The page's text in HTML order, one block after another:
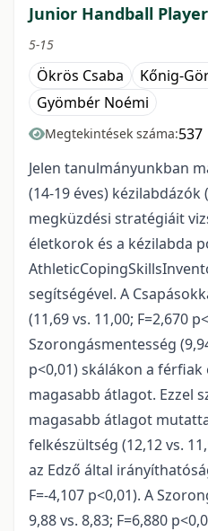
Junior Handball
5-15
Ökrös Csaba
Kőnig-
Gyömbér Noémi
Megtekintések száma:537
Jelen tanulmányunkban
(14-19 éves)
megküzdési stratégiáit
életkorok és a kézilabda
segítségével. A
(11,69 vs. 11,00; F=2,670
Szorongásmentesség
p<0,01) skálákon a
magasabb átlagot. Ezzel
magasabb átlagot
felkészültség (12,12 vs.
az Edző által
F=-4,107 p<0,01). A
9,88 vs. 8,83; F=6,880